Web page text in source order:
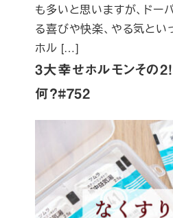
3大幸せホルモンその2！
何？#752
も多いと思いますが、ドー
る喜びや快楽、やる気とい
ホル […]